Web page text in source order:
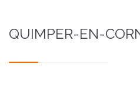
QUIMPER-EN-